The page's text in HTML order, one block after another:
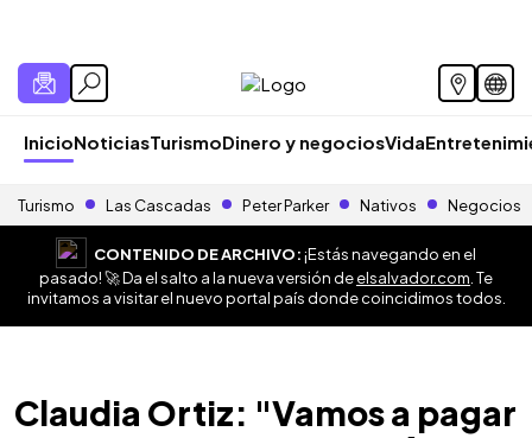
InicioNoticiasTurismoDinero y negociosVida
Turismo Las Cascadas Peter Parker Nativos Negocios
CONTENIDO DE ARCHIVO:¡Estás navegando en el
pasado! 🚀 Da el salto a la nueva versión deelsalvador.com . Te
invitamos a visitar el nuevo portal país donde coincidimos todos.
Claudia Ortiz: "Vamos a pagar